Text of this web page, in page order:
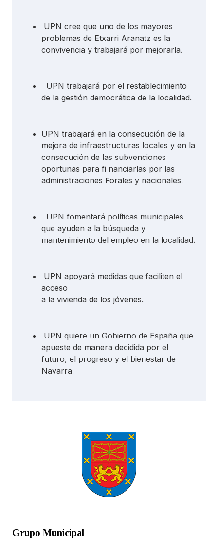
UPN cree que uno de los mayores
problemas de Etxarri Aranatz es la
convivencia y trabajará por mejorarla.
UPN trabajará por el restablecimiento
de la gestión democrática de la localidad.
UPN trabajará en la consecución de la
mejora de infraestructuras locales y en la
consecución de las subvenciones
oportunas para fi nanciarlas por las
administraciones Forales y nacionales.
UPN fomentará políticas municipales
que ayuden a la búsqueda y
mantenimiento del empleo en la localidad.
UPN apoyará medidas que faciliten el
acceso
a la vivienda de los jóvenes.
UPN quiere un Gobierno de España que
apueste de manera decidida por el
futuro, el progreso y el bienestar de
Navarra.
Grupo Municipal